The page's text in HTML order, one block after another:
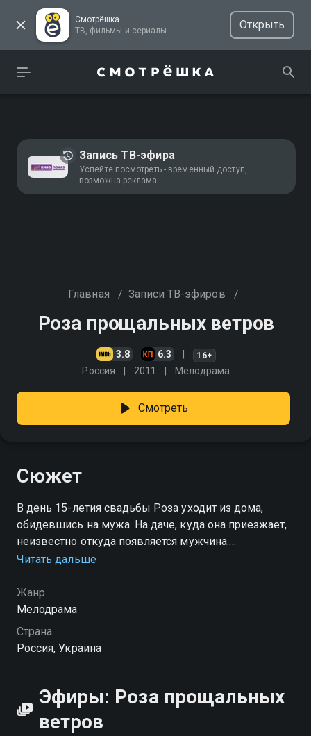
Смотрёшка
ТВ, фильмы и сериалы
Открыть
Запись ТВ-эфира
Успейте посмотреть - временный доступ,
возможна реклама
Главная / Записи ТВ-эфиров /
Роза прощальных ветров
3.8 6.3 16+
Россия 2011 Мелодрама
Смотреть
Сюжет
В день 15-летия свадьбы Роза уходит из дома,
обидевшись на мужа. На даче, куда она приезжает,
неизвестно откуда появляется мужчина.
Проведённый вместе вечер полностью меняет их
Читать дальше
Жанр
Мелодрама
Страна
Россия, Украина
Эфиры: Роза прощальных
ветров